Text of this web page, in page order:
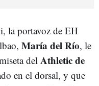
la portavoz de EH
María del Río, le
del Athletic de
en el dorsal, y que